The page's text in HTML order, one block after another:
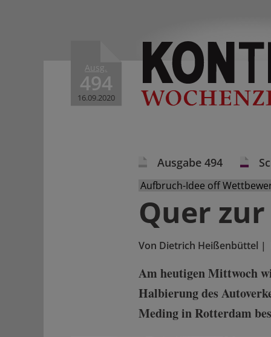
Ausg.
494
16.09.2020
Ausgabe 494
Aufbruch-Idee off
Quer
Von Dietrich Heißenbüttel |
Am heutigen Mittwoch
Halbierung des
Meding in Rotterdam